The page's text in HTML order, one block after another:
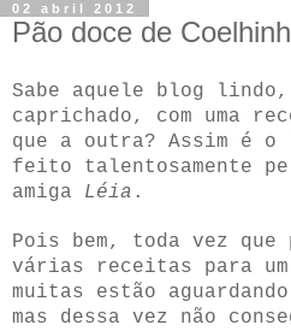
02 abril 2012
Pão doce de
Sabe aquele blog lindo,
caprichado, com uma
que a outra? Assim é o
feito talentosamente
amiga Léia .
Pois bem, toda vez
várias receitas para
muitas estão aguardando
mas dessa vez não